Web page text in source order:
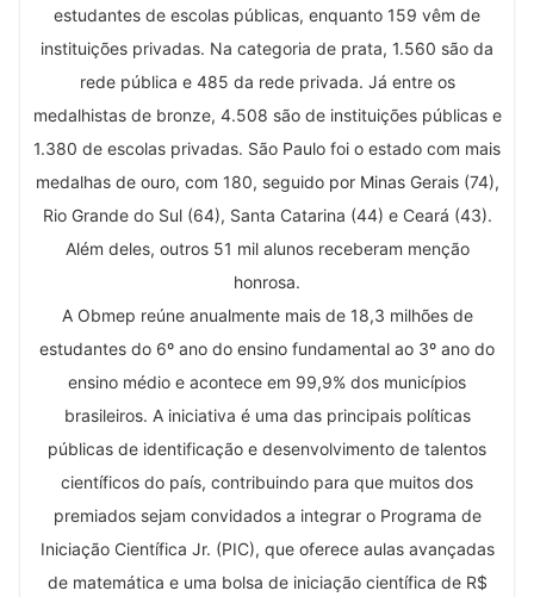
estudantes de escolas públicas, enquanto 159 vêm de
instituições privadas. Na categoria de prata, 1.560 são da
rede pública e 485 da rede privada. Já entre os
medalhistas de bronze, 4.508 são de instituições públicas e
1.380 de escolas privadas. São Paulo foi o estado com mais
medalhas de ouro, com 180, seguido por Minas Gerais (74),
Rio Grande do Sul (64), Santa Catarina (44) e Ceará (43).
Além deles, outros 51 mil alunos receberam menção
honrosa.
A Obmep reúne anualmente mais de 18,3 milhões de
estudantes do 6º ano do ensino fundamental ao 3º ano do
ensino médio e acontece em 99,9% dos municípios
brasileiros. A iniciativa é uma das principais políticas
públicas de identificação e desenvolvimento de talentos
científicos do país, contribuindo para que muitos dos
premiados sejam convidados a integrar o Programa de
Iniciação Científica Jr. (PIC), que oferece aulas avançadas
de matemática e uma bolsa de iniciação científica de R$